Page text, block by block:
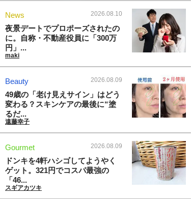
News 2026.08.10
夜景デートでプロポーズされたの
に。自称・不動産役員に「300万
円」...
maki
Beauty 2026.08.09
49歳の「老け見えサイン」はどう
変わる？スキンケアの最後に“塗
るだ...
遠藤幸子
Gourmet 2026.08.09
ドンキを4軒ハシゴしてようやく
ゲット。321円でコスパ最強の
「46...
スギアカツキ